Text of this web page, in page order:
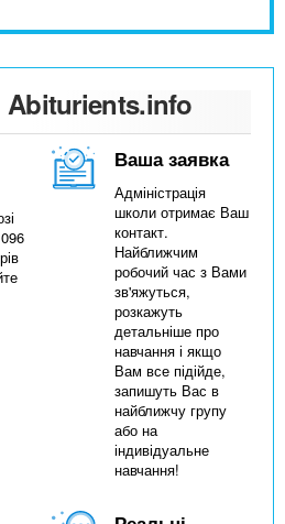
Abiturients.info
Ваша заявка
Адміністрація
школи отримає Ваш
контакт.
Найближчим
робочий час з Вами
зв'яжуться,
розкажуть
детальніше про
навчання і якщо
Вам все підійде,
запишуть Вас в
найближчу групу
або на
індивідуальне
навчання!